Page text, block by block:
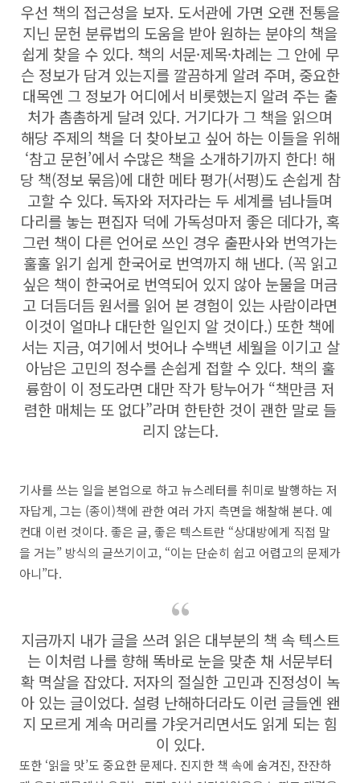
우선 책의 접근성을 보자. 도서관에 가면 오랜 전통을
지닌 문헌 분류법의 도움을 받아 원하는 분야의 책을
쉽게 찾을 수 있다. 책의 서문·제목·차례는 그 안에 무
슨 정보가 담겨 있는지를 깔끔하게 알려 주며, 중요한
대목엔 그 정보가 어디에서 비롯했는지 알려 주는 출
처가 촘촘하게 달려 있다. 거기다가 그 책을 읽으며
해당 주제의 책을 더 찾아보고 싶어 하는 이들을 위해
‘참고 문헌’에서 수많은 책을 소개하기까지 한다! 해
당 책(정보 묶음)에 대한 메타 평가(서평)도 손쉽게 참
고할 수 있다. 독자와 저자라는 두 세계를 넘나들며
다리를 놓는 편집자 덕에 가독성마저 좋은 데다가, 혹
그런 책이 다른 언어로 쓰인 경우 출판사와 번역가는
훌훌 읽기 쉽게 한국어로 번역까지 해 낸다. (꼭 읽고
싶은 책이 한국어로 번역되어 있지 않아 눈물을 머금
고 더듬더듬 원서를 읽어 본 경험이 있는 사람이라면
이것이 얼마나 대단한 일인지 알 것이다.) 또한 책에
서는 지금, 여기에서 벗어나 수백년 세월을 이기고 살
아남은 고민의 정수를 손쉽게 접할 수 있다. 책의 훌
륭함이 이 정도라면 대만 작가 탕누어가 “책만큼 저
렴한 매체는 또 없다”라며 한탄한 것이 괜한 말로 들
리지 않는다.
기사를 쓰는 일을 본업으로 하고 뉴스레터를 취미로 발행하는 저
자답게, 그는 (종이)책에 관한 여러 가지 측면을 해찰해 본다. 예
컨대 이런 것이다. 좋은 글, 좋은 텍스트란 “상대방에게 직접 말
을 거는” 방식의 글쓰기이고, “이는 단순히 쉽고 어렵고의 문제가
아니”다.
지금까지 내가 글을 쓰려 읽은 대부분의 책 속 텍스트
는 이처럼 나를 향해 똑바로 눈을 맞춘 채 서문부터
확 멱살을 잡았다. 저자의 절실한 고민과 진정성이 녹
아 있는 글이었다. 설령 난해하더라도 이런 글들엔 왠
지 모르게 계속 머리를 갸웃거리면서도 읽게 되는 힘
이 있다.
또한 ‘읽을 맛’도 중요한 문제다. 진지한 책 속에 숨겨진, 잔잔하